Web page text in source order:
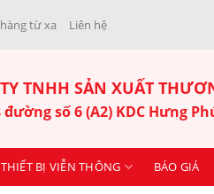
từ xa Liên hệ
TNHH SẢN XUẤT
đường số 6 (A2) KDC Hưng
THIẾT BỊ VIỄN THÔNG BÁO GIÁ